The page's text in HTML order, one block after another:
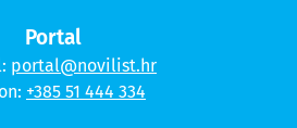
Portal
portal@novilist.hr
+385 51 444 334